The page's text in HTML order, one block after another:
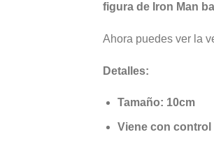
figura de Iron Man
Ahora puedes ver la
Detalles:
Tamaño: 10cm
Viene con control